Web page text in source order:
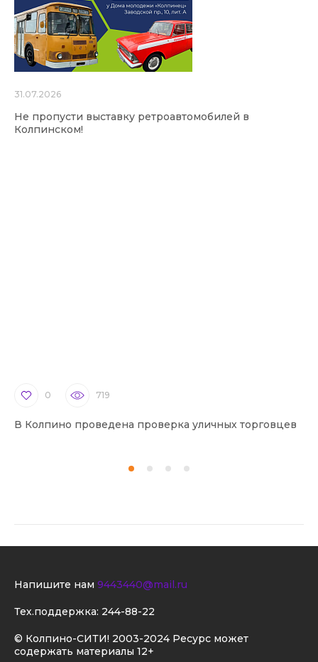
31.07.2026
Не пропусти выставку ретроавтомобилей в
Колпинском!
0 719
В Колпино проведена проверка уличных торговцев
© Колпино-СИТИ! 2003-2024 Ресурс может
содержать материалы 12+
Напишите нам 9443440@mail.ru
Тех.поддержка: 244-88-22